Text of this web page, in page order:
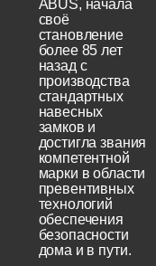
ABUS, начала
своё
становление
более 85 лет
назад с
производства
стандартных
навесных
замков и
достигла звания
компетентной
марки в области
превентивных
технологий
обеспечения
безопасности
дома и в пути.